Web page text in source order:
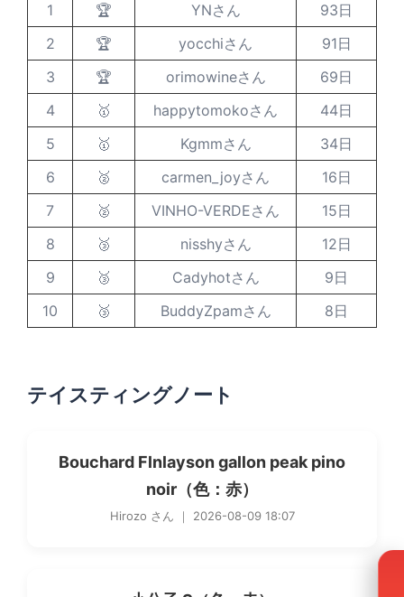
1
🏆 YNさん
93日
2
🏆 yocchiさん
91日
3
🏆 orimowineさん
69日
4
🥇 happytomokoさん
44日
5
🥇 Kgmmさん
34日
6
🥈 carmen_joyさん
16日
7
🥈 VINHO-VERDEさん
15日
8
🥉 nisshyさん
12日
9
🥉 Cadyhotさん
9日
10
🥉 BuddyZpamさん 8日
テイスティングノート
Bouchard Flnlayson gallon peak pino
noir（色：赤）
Hirozo さん ｜ 2026-08-09 18:07